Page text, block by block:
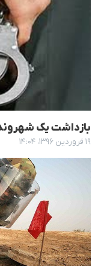
بازداشت یک
۱۹ فروردین ۱۳۹۶، ۱۴:۰۴